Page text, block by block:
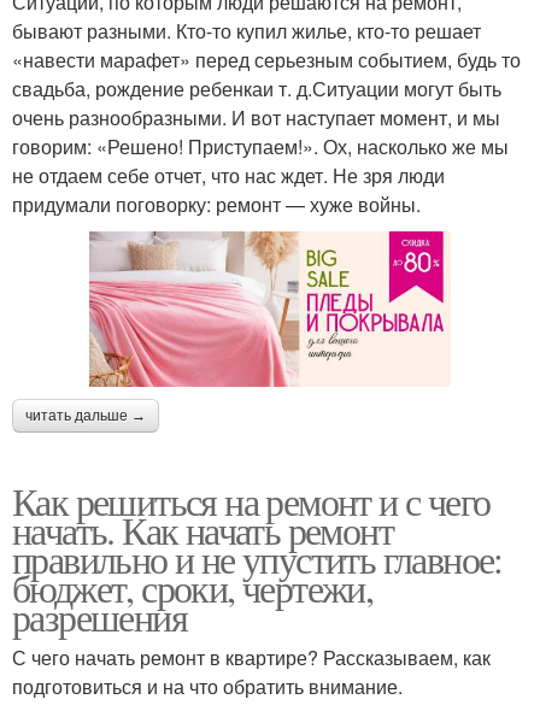
бывают разными. Кто-то купил жилье, кто-то решает
«навести марафет» перед серьезным событием, будь то
свадьба, рождение ребенкаи т. д.Ситуации могут быть
очень разнообразными. И вот наступает момент, и мы
говорим: «Решено! Приступаем!». Ох, насколько же мы
не отдаем себе отчет, что нас ждет. Не зря люди
придумали поговорку: ремонт — хуже войны.
читать дальше →
Как решиться на ремонт и с чего
начать. Как начать ремонт
правильно и не упустить главное:
бюджет, сроки, чертежи,
разрешения
С чего начать ремонт в квартире? Рассказываем, как
подготовиться и на что обратить внимание.